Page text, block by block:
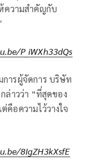
ความสำคัญกับ
P_iWXh33dQs
ารผู้จัดการ บริษัท
ล่าวว่า “ที่สุดของ
คือความไว้วางใจ
8IgZH3kXsfE